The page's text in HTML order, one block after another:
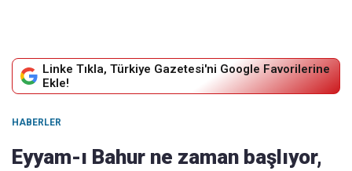
Linke Tıkla, Türkiye Gazetesi'ni Google Favorilerine
Ekle!
HABERLER
Eyyam-ı Bahur ne zaman başlıyor,